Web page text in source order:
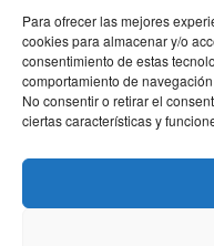
Para ofrecer las mejores
cookies para almacenar y/o
consentimiento de estas
comportamiento de
No consentir o retirar el
ciertas características y
proyecto PS4 python
raspbian review
tecnológica
transmissiontutorial